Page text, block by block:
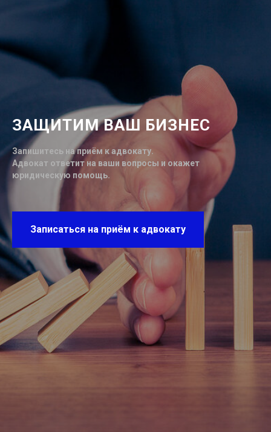
ЗАЩИТИМ ВАШ БИЗНЕС
Запишитесь на приём к адвокату.
Адвокат ответит на ваши вопросы и окажет
юридическую помощь.
Записаться на приём к адвокату